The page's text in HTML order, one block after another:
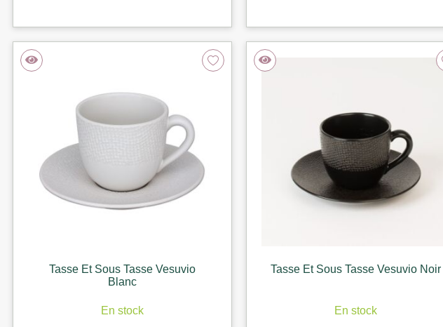
Tasse Et Sous Tasse Vesuvio
Blanc
En stock
Tasse Et Sous Tasse Vesuvio Noir
En stock